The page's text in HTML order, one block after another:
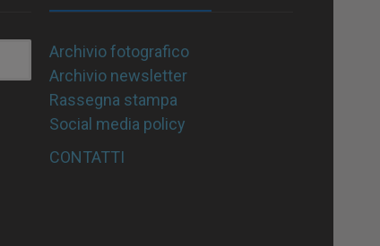
Archivio fotografico
Archivio newsletter
Rassegna stampa
Social media policy
CONTATTI